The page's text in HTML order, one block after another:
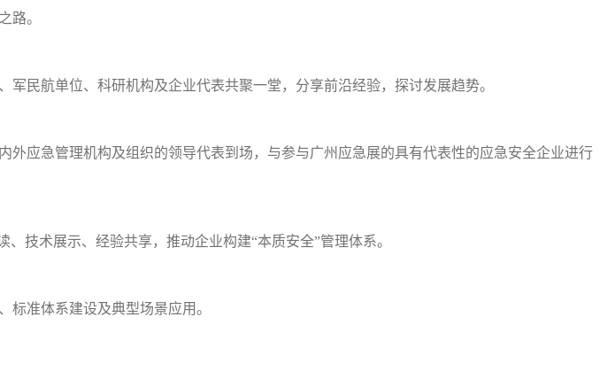
路。
民航单位、科研机构及企业代表共聚一堂，分享前沿经验，探讨发展趋势。
应急管理机构及组织的领导代表到场，与参与广州应急展的具有代表性的应急安全企业进行
技术展示、经验共享，推动企业构建“本质安全”管理体系。
准体系建设及典型场景应用。